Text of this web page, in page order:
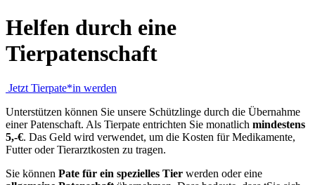
Helfen durch eine
Tierpatenschaft
Jetzt Tierpate*in werden
Unterstützen können Sie unsere Schützlinge durch die Übernahme
einer Patenschaft. Als Tierpate entrichten Sie monatlich mindestens
5,-€. Das Geld wird verwendet, um die Kosten für Medikamente,
Futter oder Tierarztkosten zu tragen.
Sie können Pate für ein spezielles Tier werden oder eine